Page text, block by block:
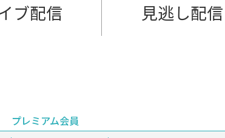
ブ配信 見逃し配信
プレミアム会員